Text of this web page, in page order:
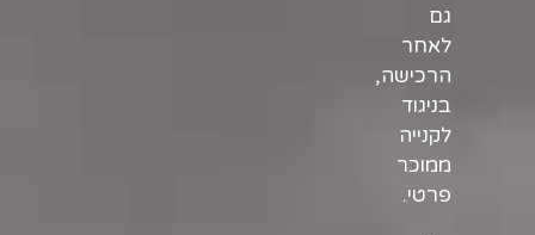
גם
לאחר
הרכישה,
בניגוד
לקנייה
ממוכר
פרטי.